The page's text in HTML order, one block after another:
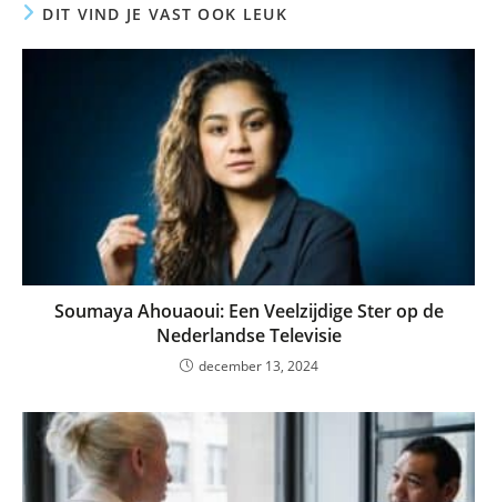
DIT VIND JE VAST OOK LEUK
Soumaya Ahouaoui: Een Veelzijdige Ster op de
Nederlandse Televisie
december 13, 2024